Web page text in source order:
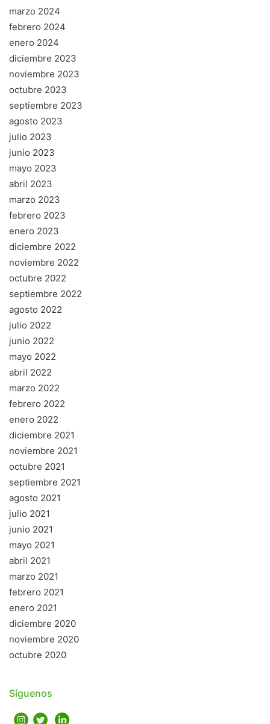
marzo 2024
febrero 2024
enero 2024
diciembre 2023
noviembre 2023
octubre 2023
septiembre 2023
agosto 2023
julio 2023
junio 2023
mayo 2023
abril 2023
marzo 2023
febrero 2023
enero 2023
diciembre 2022
noviembre 2022
octubre 2022
septiembre 2022
agosto 2022
julio 2022
junio 2022
mayo 2022
abril 2022
marzo 2022
febrero 2022
enero 2022
diciembre 2021
noviembre 2021
octubre 2021
septiembre 2021
agosto 2021
julio 2021
junio 2021
mayo 2021
abril 2021
marzo 2021
febrero 2021
enero 2021
diciembre 2020
noviembre 2020
octubre 2020
Síguenos